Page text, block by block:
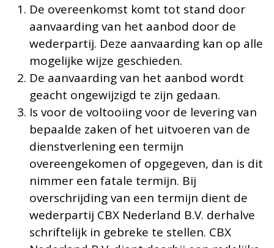
De overeenkomst komt tot stand door
aanvaarding van het aanbod door de
wederpartij. Deze aanvaarding kan op alle
mogelijke wijze geschieden.
De aanvaarding van het aanbod wordt
geacht ongewijzigd te zijn gedaan.
Is voor de voltooiing voor de levering van
bepaalde zaken of het uitvoeren van de
dienstverlening een termijn
overeengekomen of opgegeven, dan is dit
nimmer een fatale termijn. Bij
overschrijding van een termijn dient de
wederpartij CBX Nederland B.V. derhalve
schriftelijk in gebreke te stellen. CBX